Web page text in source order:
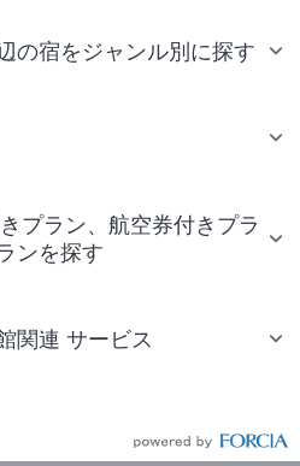
の宿をジャンル別に探す
プラン、航空券付きプラ
ンを探す
関連 サービス